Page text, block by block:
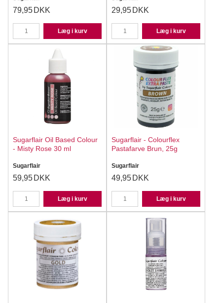
79,95 DKK
Læg i kurv
29,95 DKK
Læg i kurv
Sugarflair Oil Based Colour
- Misty Rose 30 ml
Sugarflair
59,95 DKK
Læg i kurv
Sugarflair - Colourflex
Pastafarve Brun, 25g
Sugarflair
49,95 DKK
Læg i kurv